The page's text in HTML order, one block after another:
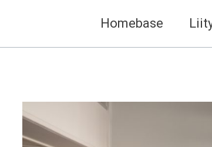
Homebase